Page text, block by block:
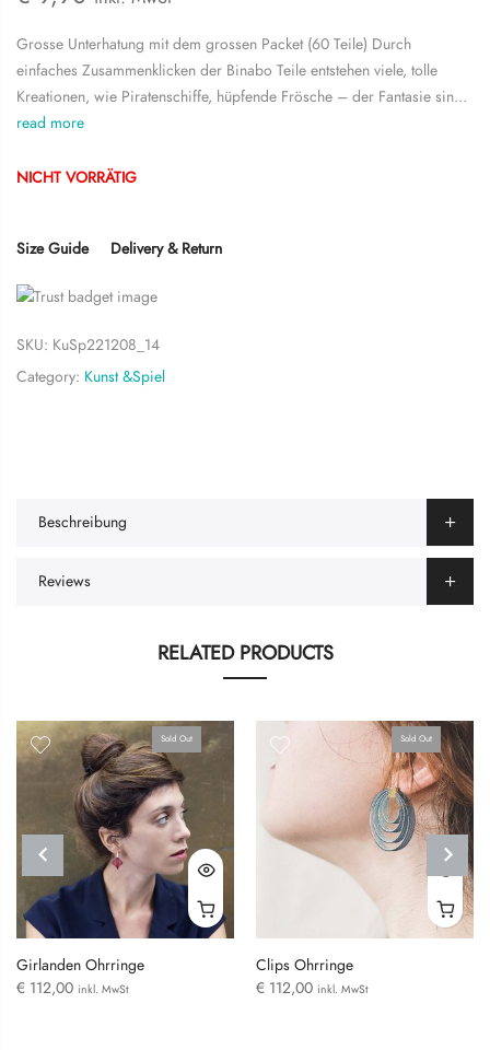
Grosse Unterhatung mit dem grossen Packet (60 Teile) Durch
einfaches Zusammenklicken der Binabo Teile entstehen viele, tolle
Kreationen, wie Piratenschiffe, hüpfende Frösche – der Fantasie sin...
read more
NICHT VORRÄTIG
Size Guide Delivery & Return
SKU: KuSp221208_14
Category: Kunst &Spiel
Beschreibung
Reviews
RELATED PRODUCTS
PREVIOUS
Sold Out
Girlanden Ohrringe
€ 112,00 inkl. MwSt
Sold Out
Clips Ohrringe
€ 112,00 inkl. MwSt
NEXT
Remember me
Lost password?